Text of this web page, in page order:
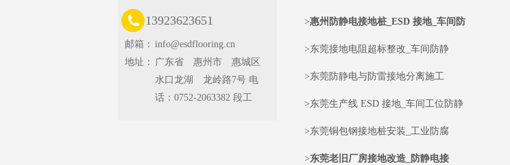
13923623651
邮箱： info@esdflooring.cn
地址： 广东省 惠州市 惠城区
水口龙湖 龙岭路7号 电
话：0752-2063382 段工
>惠州防静电接地桩_ESD 接地_车间防
>东莞接地电阻超标整改_车间防静
>东莞防静电与防雷接地分离施工
>东莞生产线 ESD 接地_车间工位防静
>东莞铜包钢接地桩安装_工业防腐
>东莞老旧厂房接地改造_防静电接